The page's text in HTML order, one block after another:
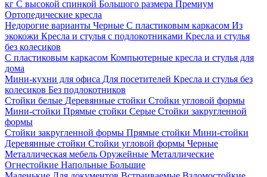
кг С высокой спинкой Большого размера Премиум
Ортопедические кресла
Недорогие варианты Черные С пластиковым каркасом Из
экокожи Кресла и стулья с подлокотниками Кресла и стулья
без колесиков
С пластиковым каркасом Компьютерные кресла и стулья для
дома
Мини-кухни для офиса Для посетителей Кресла и стулья без
колесиков Без подлокотников
Стойки белые Деревянные стойки Стойки угловой формы
Мини-стойки Прямые стойки Серые Стойки закругленной
формы
Стойки закругленной формы Прямые стойки Мини-стойки
Деревянные стойки Стойки угловой формы Черные
Металлическая мебель Оружейные Металлические
Огнестойкие Напольные Большие